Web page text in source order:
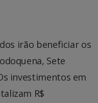
irão beneficiar os
Sete
investimentos em
R$